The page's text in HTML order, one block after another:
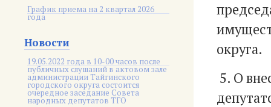
График приема на 2 квартал 2026
года
Новости
19.05.2022 года в 10-00 часов после
публичных слушаний в актовом зале
администрации Тайгинского
городского округа состоится
очередное заседание Совета
народных депутатов ТГО
округа.
5. О